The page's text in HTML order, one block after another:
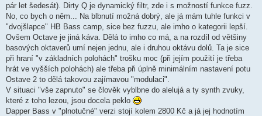
pár let šedesát). Dirty Q je dynamický filtr, zde i s možností funkce fuzz.
No, co bych o něm... Na blbnutí možná dobrý, ale já mám tuhle funkci v
"dvojšlapce" HB Bass camp, sice bez fuzzu, ale imho o kategorii lepší.
Ovšem Octave je jiná káva. Dělá to imho co má, a na rozdíl od většiny
basových oktaverů umí nejen jednu, ale i druhou oktávu dolů. Ta je sice
při hraní "v základních polohách" trošku moc (při jejím použití je třeba
hrát ve vyšších polohách) ale třeba při úplně minimálním nastavení potu
Ostave 2 to dělá takovou zajímavou "modulaci".
V situaci "vše zapnuto" se člověk vyblbne do alelujá a ty synth zvuky,
které z toho lezou, jsou docela peklo
Dapper Bass v "plnotučné" verzi stojí kolem 2800 Kč a já jej hodnotím